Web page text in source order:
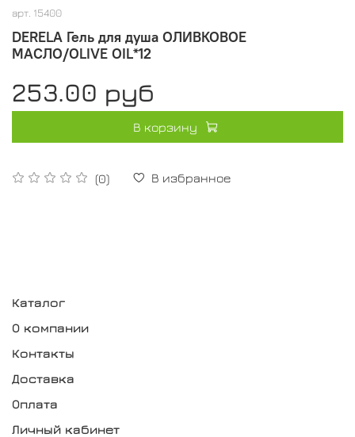
арт. 15400
DERELA Гель для душа ОЛИВКОВОЕ
МАСЛО/OLIVE OIL*12
(0) В избранное
253.00 руб
В корзину
Каталог
О компании
Контакты
Доставка
Оплата
Личный кабинет